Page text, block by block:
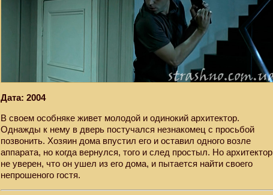
Дата: 2004
В своем особняке живет молодой и одинокий архитектор.
Однажды к нему в дверь постучался незнакомец с просьбой
позвонить. Хозяин дома впустил его и оставил одного возле
аппарата, но когда вернулся, того и след простыл. Но архитектор
не уверен, что он ушел из его дома, и пытается найти своего
непрошеного гостя.